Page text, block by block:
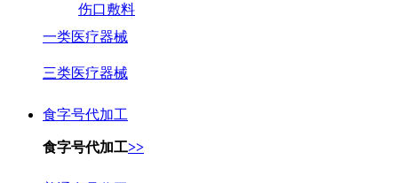
伤口敷料
一类医疗器械
三类医疗器械
食字号代加工
食字号代加工>>